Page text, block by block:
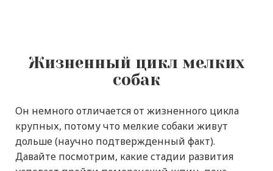
Жизненный цикл мелких
собак
Он немного отличается от жизненного цикла
крупных, потому что мелкие собаки живут
дольше (научно подтвержденный факт).
Давайте посмотрим, какие стадии развития